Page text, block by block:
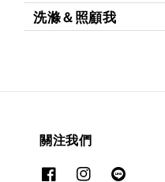
洗滌＆照顧我
關注我們